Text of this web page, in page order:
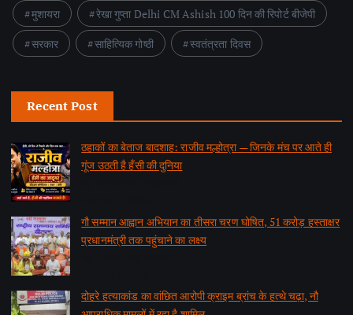
मुशायरा
रेखा गुप्ता Delhi CM Ashish 100 दिन की रिपोर्ट बीजेपी
सरकार
साहित्यिक गोष्ठी स्वतंत्रता दिवस
Recent Post
ठहाकों का बेताज बादशाह: राजीव मल्होत्रा — जिनके मंच पर आते ही
गूंज उठती है हँसी की दुनिया
गौ सम्मान आह्वान अभियान का तीसरा चरण घोषित, 51 करोड़ हस्ताक्षर
प्रधानमंत्री तक पहुंचाने का लक्ष्य
दोहरे हत्याकांड का वांछित आरोपी क्राइम ब्रांच के हत्थे चढ़ा, नौ